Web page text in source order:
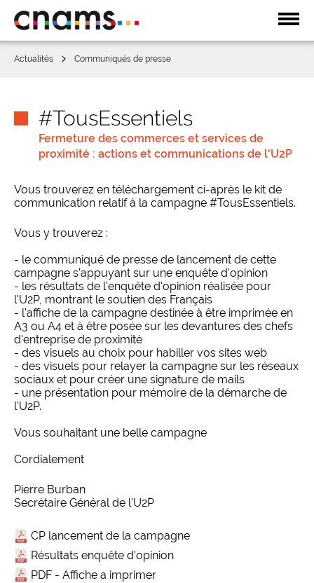
Actualités Communiqués de presse
#TousEssentiels
Fermeture des commerces et services de
proximité : actions et communications de l'U2P
Vous trouverez en téléchargement ci-après le kit de
communication relatif à la campagne #TousEssentiels.
Vous y trouverez :
- le communiqué de presse de lancement de cette
campagne s'appuyant sur une enquête d'opinion
- les résultats de l'enquête d'opinion réalisée pour
l'U2P, montrant le soutien des Français
- l'affiche de la campagne destinée à être imprimée en
A3 ou A4 et à être posée sur les devantures des chefs
d'entreprise de proximité
- des visuels au choix pour habiller vos sites web
- des visuels pour relayer la campagne sur les réseaux
sociaux et pour créer une signature de mails
- une présentation pour mémoire de la démarche de
l'U2P.
Vous souhaitant une belle campagne
Cordialement
Pierre Burban
Secrétaire Général de l'U2P
CP lancement de la campagne
Résultats enquête d'opinion
PDF - Affiche a imprimer